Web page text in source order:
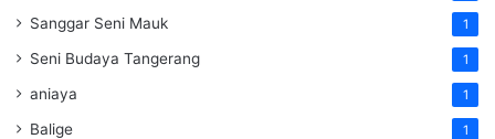
Sanggar Seni Mauk 1
Seni Budaya Tangerang 1
aniaya 1
Balige 1